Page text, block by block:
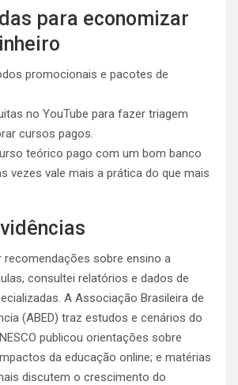
para economizar
promocionais e pacotes de
no YouTube para fazer triagem
cursos pagos.
teórico pago com um bom banco
vezes vale mais a prática do que mais
recomendações sobre ensino a
consultei relatórios e dados de
A Associação Brasileira de
(ABED) traz estudos e cenários do
publicou orientações sobre
da educação online; e matérias
discutem o crescimento do